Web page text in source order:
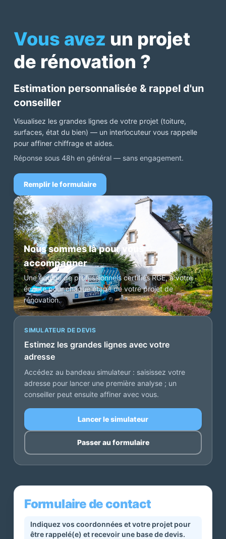
Vous avez un projet
de rénovation ?
Estimation personnalisée & rappel d'un
conseiller
Visualisez les grandes lignes de votre projet (toiture,
surfaces, état du bien) — un interlocuteur vous rappelle
pour affiner chiffrage et aides.
Réponse sous 48h en général — sans engagement.
Remplir le formulaire
Nous sommes là pour vous
accompagner
Une équipe de professionnels certifiés RGE, à votre
écoute pour chaque étape de votre projet de
rénovation.
SIMULATEUR DE DEVIS
Estimez les grandes lignes avec votre
adresse
Accédez au bandeau simulateur : saisissez votre
adresse pour lancer une première analyse ; un
conseiller peut ensuite affiner avec vous.
Lancer le simulateur
Passer au formulaire
Formulaire de contact
Indiquez vos coordonnées et votre projet pour
être rappelé(e) et recevoir une base de devis.